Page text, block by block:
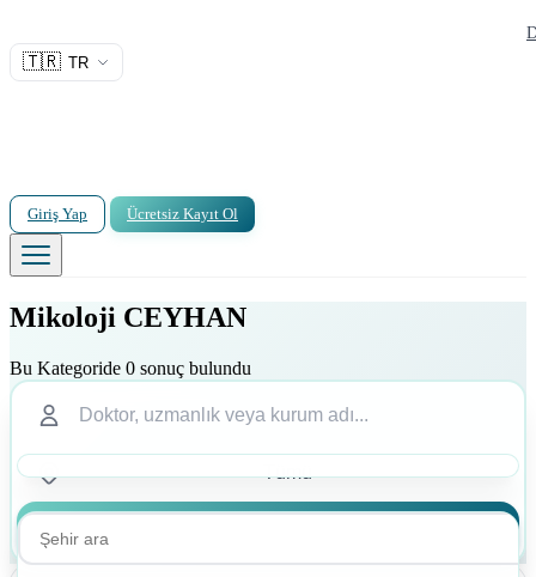
🇹🇷 TR
Giriş Yap Ücretsiz Kayıt Ol
Mikoloji CEYHAN
Bu Kategoride 0 sonuç bulundu